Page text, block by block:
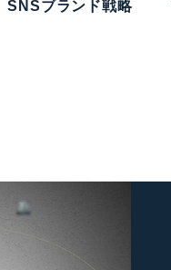
SNSブランド戦略